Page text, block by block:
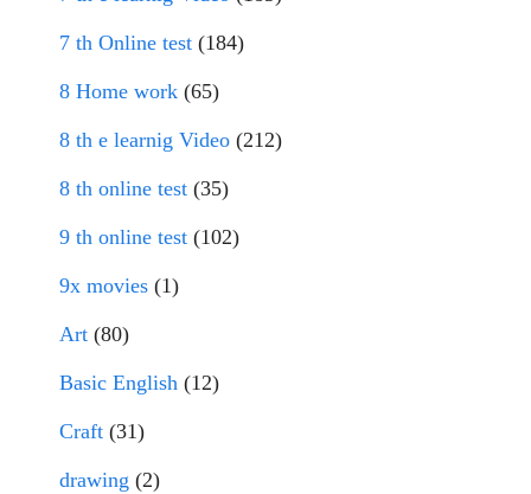
7 th Online test (184)
8 Home work (65)
8 th e learnig Video (212)
8 th online test (35)
9 th online test (102)
9x movies (1)
Art (80)
Basic English (12)
Craft (31)
drawing (2)